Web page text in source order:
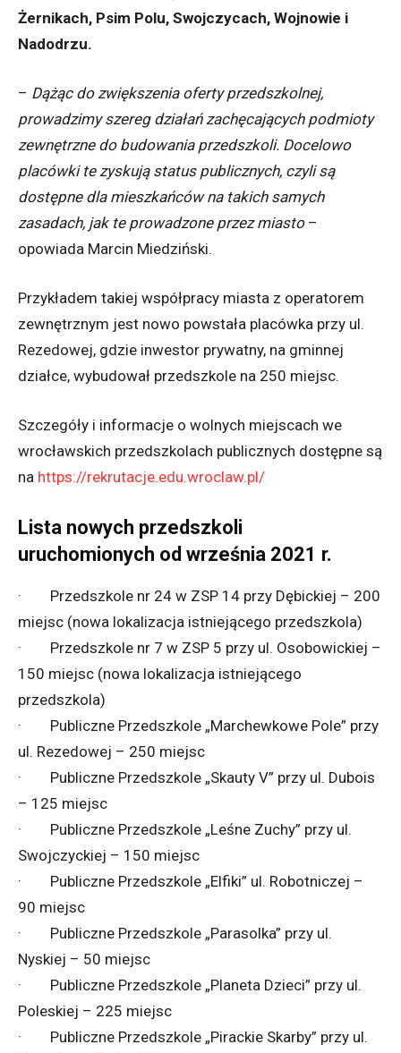
Żernikach, Psim Polu, Swojczycach, Wojnowie i
Nadodrzu.
– Dążąc do zwiększenia oferty przedszkolnej,
prowadzimy szereg działań zachęcających podmioty
zewnętrzne do budowania przedszkoli. Docelowo
placówki te zyskują status publicznych, czyli są
dostępne dla mieszkańców na takich samych
zasadach, jak te prowadzone przez miasto –
opowiada Marcin Miedziński.
Przykładem takiej współpracy miasta z operatorem
zewnętrznym jest nowo powstała placówka przy ul.
Rezedowej, gdzie inwestor prywatny, na gminnej
działce, wybudował przedszkole na 250 miejsc.
Szczegóły i informacje o wolnych miejscach we
wrocławskich przedszkolach publicznych dostępne są
na https://rekrutacje.edu.wroclaw.pl/
Lista nowych przedszkoli
uruchomionych od września 2021 r.
· Przedszkole nr 24 w ZSP 14 przy Dębickiej – 200
miejsc (nowa lokalizacja istniejącego przedszkola)
· Przedszkole nr 7 w ZSP 5 przy ul. Osobowickiej –
150 miejsc (nowa lokalizacja istniejącego
przedszkola)
· Publiczne Przedszkole „Marchewkowe Pole” przy
ul. Rezedowej – 250 miejsc
· Publiczne Przedszkole „Skauty V” przy ul. Dubois
– 125 miejsc
· Publiczne Przedszkole „Leśne Zuchy” przy ul.
Swojczyckiej – 150 miejsc
· Publiczne Przedszkole „Elfiki” ul. Robotniczej –
90 miejsc
· Publiczne Przedszkole „Parasolka” przy ul.
Nyskiej – 50 miejsc
· Publiczne Przedszkole „Planeta Dzieci” przy ul.
Poleskiej – 225 miejsc
· Publiczne Przedszkole „Pirackie Skarby” przy ul.